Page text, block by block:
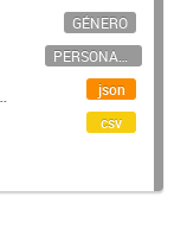
GÉNERO
PERSONAL CIENTÍFICO-TECNOLÓGICO
json
csv